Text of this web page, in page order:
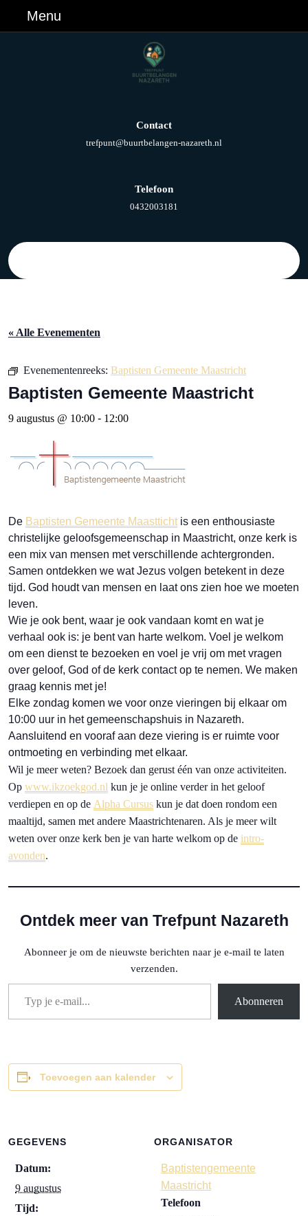
Menu
Contact
trefpunt@buurtbelangen-nazareth.nl
Telefoon
0432003181
« Alle Evenementen
Evenementenreeks: Baptisten Gemeente Maastricht
Baptisten Gemeente Maastricht
9 augustus @ 10:00 - 12:00
De Baptisten Gemeente Maastticht is een enthousiaste
christelijke geloofsgemeenschap in Maastricht, onze kerk is
een mix van mensen met verschillende achtergronden.
Samen ontdekken we wat Jezus volgen betekent in deze
tijd. God houdt van mensen en laat ons zien hoe we moeten
leven.
Wie je ook bent, waar je ook vandaan komt en wat je
verhaal ook is: je bent van harte welkom. Voel je welkom
om een dienst te bezoeken en voel je vrij om met vragen
over geloof, God of de kerk contact op te nemen. We maken
graag kennis met je!
Elke zondag komen we voor onze vieringen bij elkaar om
10:00 uur in het gemeenschapshuis in Nazareth.
Aansluitend en vooraf aan deze viering is er ruimte voor
ontmoeting en verbinding met elkaar.
Wil je meer weten? Bezoek dan gerust één van onze activiteiten.
Op www.ikzoekgod.nl kun je je online verder in het geloof
verdiepen en op de Alpha Cursus kun je dat doen rondom een
maaltijd, samen met andere Maastrichtenaren. Als je meer wilt
weten over onze kerk ben je van harte welkom op de intro-
avonden.
Ontdek meer van Trefpunt Nazareth
Abonneer je om de nieuwste berichten naar je e-mail te laten
verzenden.
Typ je e-mail...
Abonneren
Toevoegen aan kalender
GEGEVENS
Datum:
9 augustus
Tijd:
ORGANISATOR
Baptistengemeente
Maastricht
Telefoon